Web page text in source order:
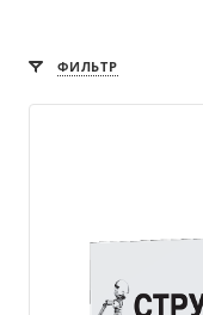
ФИЛЬТР